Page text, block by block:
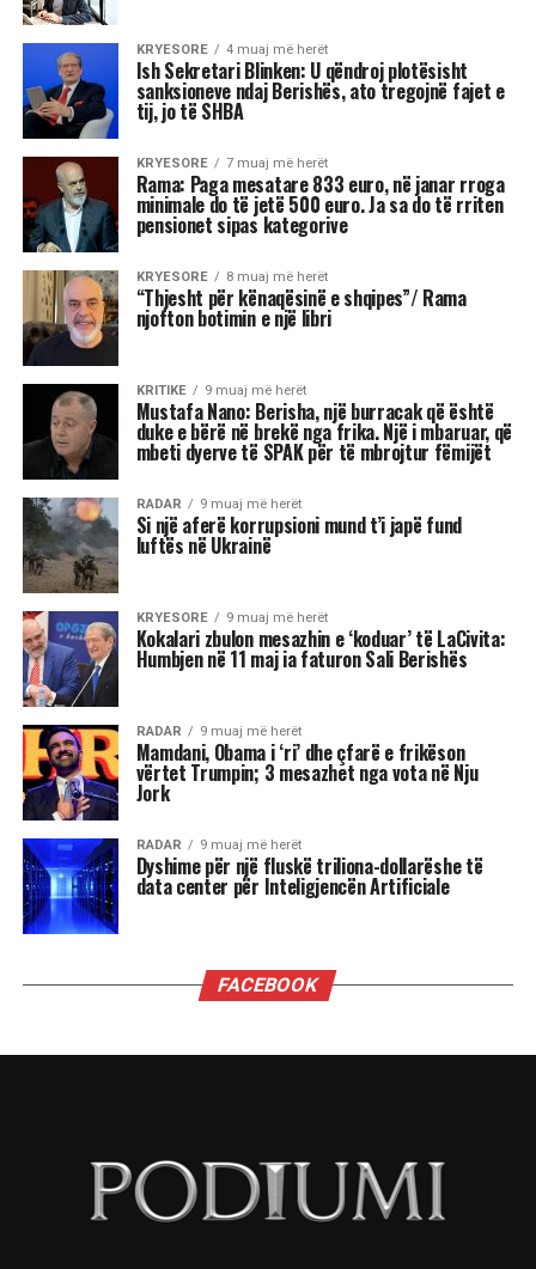
KRYESORE 4 muaj më herët
Ish Sekretari Blinken: U qëndroj plotësisht
sanksioneve ndaj Berishës, ato tregojnë fajet e
tij, jo të SHBA
KRYESORE 7 muaj më herët
Rama: Paga mesatare 833 euro, në janar rroga
minimale do të jetë 500 euro. Ja sa do të rriten
pensionet sipas kategorive
KRYESORE 8 muaj më herët
“Thjesht për kënaqësinë e shqipes”/ Rama
njofton botimin e një libri
KRITIKE 9 muaj më herët
Mustafa Nano: Berisha, një burracak që është
duke e bërë në brekë nga frika. Një i mbaruar, që
mbeti dyerve të SPAK për të mbrojtur fëmijët
RADAR 9 muaj më herët
Si një aferë korrupsioni mund t’i japë fund
luftës në Ukrainë
KRYESORE 9 muaj më herët
Kokalari zbulon mesazhin e ‘koduar’ të LaCivita:
Humbjen në 11 maj ia faturon Sali Berishës
RADAR 9 muaj më herët
Mamdani, Obama i ‘ri’ dhe çfarë e frikëson
vërtet Trumpin; 3 mesazhet nga vota në Nju
Jork
RADAR 9 muaj më herët
Dyshime për një fluskë triliona-dollarëshe të
data center për Inteligjencën Artificiale
FACEBOOK